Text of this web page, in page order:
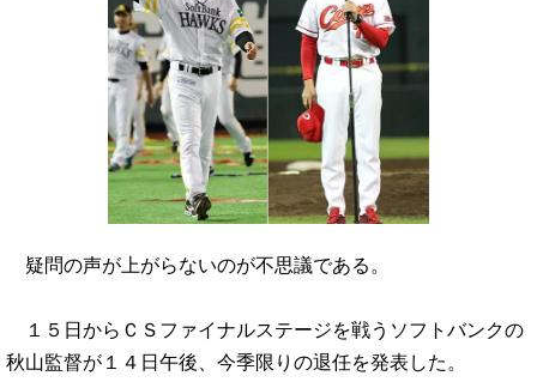
疑問の声が上がらないのが不思議である。
１５日からＣＳファイナルステージを戦うソフトバンクの
秋山監督が１４日午後、今季限りの退任を発表した。